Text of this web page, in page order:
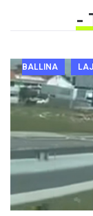
-
BALLINA